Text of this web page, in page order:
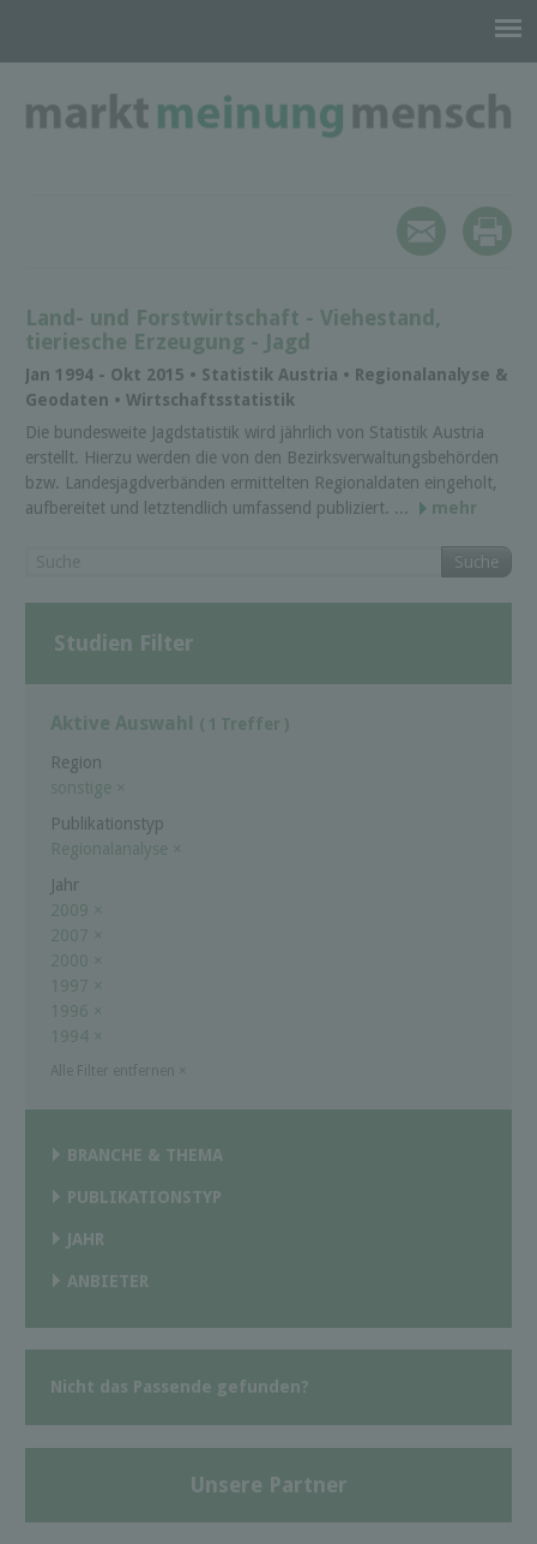
Land- und Forstwirtschaft - Viehestand,
tieriesche Erzeugung - Jagd
Jan 1994 - Okt 2015 • Statistik Austria • Regionalanalyse &
Geodaten • Wirtschaftsstatistik
Die bundesweite Jagdstatistik wird jährlich von Statistik Austria
erstellt. Hierzu werden die von den Bezirksverwaltungsbehörden
bzw. Landesjagdverbänden ermittelten Regionaldaten eingeholt,
aufbereitet und letztendlich umfassend publiziert. ...
mehr
Suche
Studien Filter
Aktive Auswahl ( 1 Treffer )
Region
sonstige ×
Publikationstyp
Regionalanalyse ×
Jahr
2009 ×
2007 ×
2000 ×
1997 ×
1996 ×
1994 ×
BRANCHE & THEMA
PUBLIKATIONSTYP
JAHR
ANBIETER
Nicht das Passende gefunden?
Unsere Partner